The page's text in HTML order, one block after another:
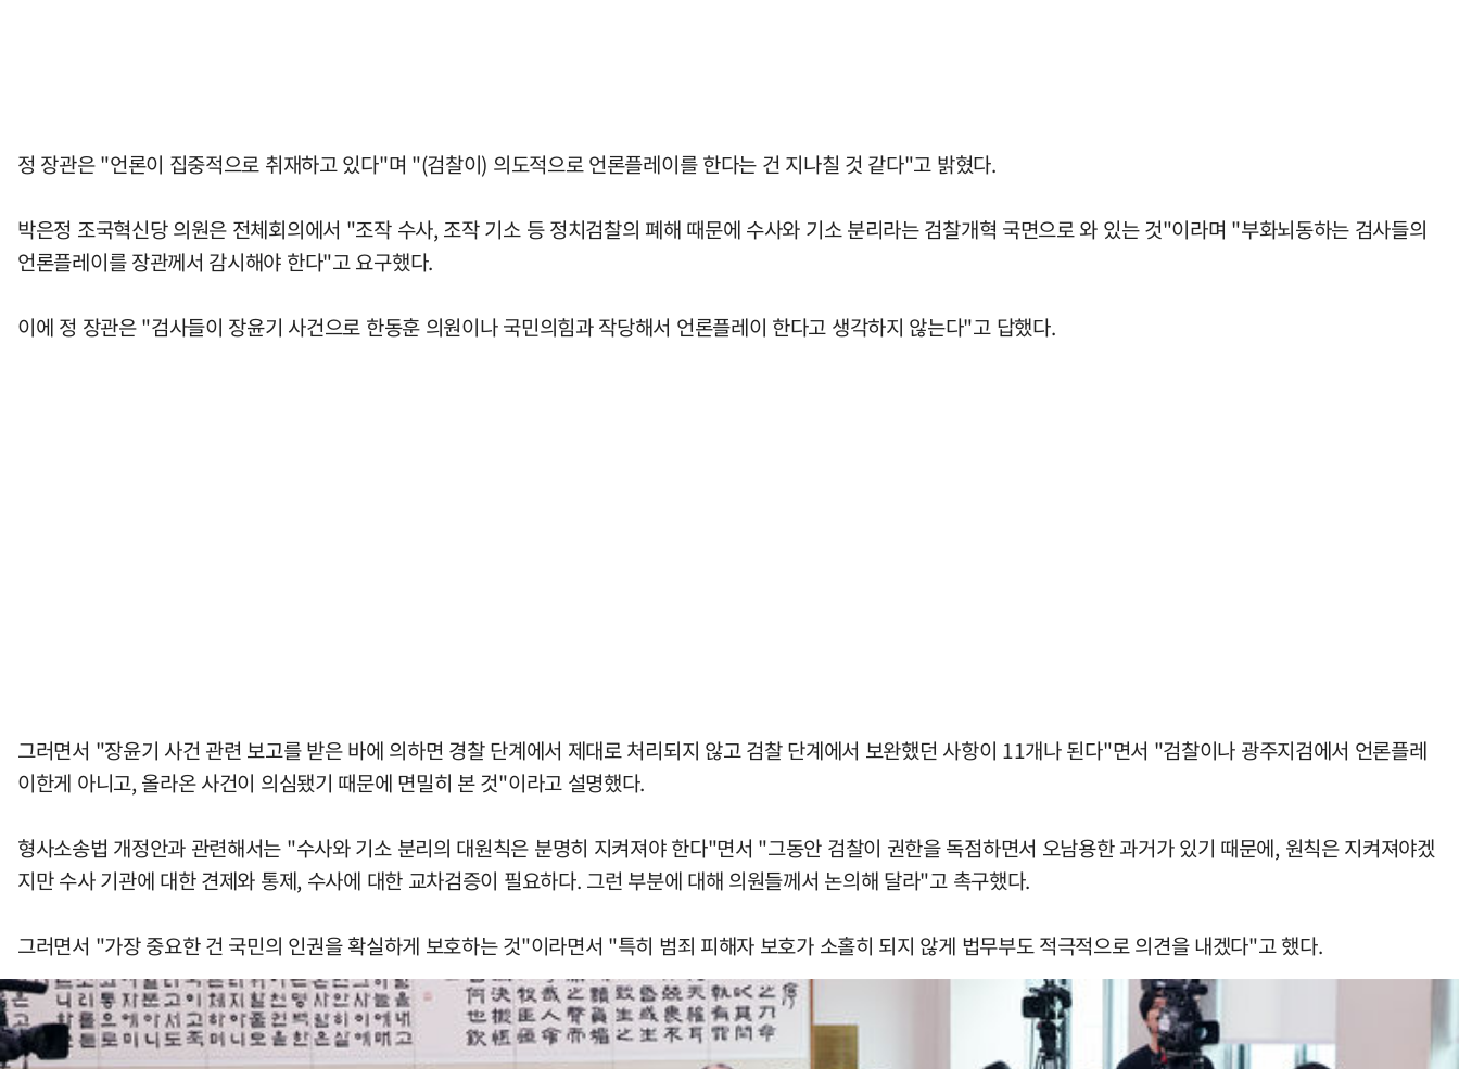
정 장관은 "언론이 집중적으로 취재하고 있다"며 "(검찰이) 의도적으로 언론플레이를 한다는 건 지나칠 것 같다"고 밝혔다.
박은정 조국혁신당 의원은 전체회의에서 "조작 수사, 조작 기소 등 정치검찰의 폐해 때문에 수사와 기소 분리라는 검찰개혁 국면으로 와 있는 것"이라며 "부화뇌동하는 검사들의
언론플레이를 장관께서 감시해야 한다"고 요구했다.
이에 정 장관은 "검사들이 장윤기 사건으로 한동훈 의원이나 국민의힘과 작당해서 언론플레이 한다고 생각하지 않는다"고 답했다.
그러면서 "장윤기 사건 관련 보고를 받은 바에 의하면 경찰 단계에서 제대로 처리되지 않고 검찰 단계에서 보완했던 사항이 11개나 된다"면서 "검찰이나 광주지검에서 언론플레
이한게 아니고, 올라온 사건이 의심됐기 때문에 면밀히 본 것"이라고 설명했다.
형사소송법 개정안과 관련해서는 "수사와 기소 분리의 대원칙은 분명히 지켜져야 한다"면서 "그동안 검찰이 권한을 독점하면서 오남용한 과거가 있기 때문에, 원칙은 지켜져야겠
지만 수사 기관에 대한 견제와 통제, 수사에 대한 교차검증이 필요하다. 그런 부분에 대해 의원들께서 논의해 달라"고 촉구했다.
그러면서 "가장 중요한 건 국민의 인권을 확실하게 보호하는 것"이라면서 "특히 범죄 피해자 보호가 소홀히 되지 않게 법무부도 적극적으로 의견을 내겠다"고 했다.